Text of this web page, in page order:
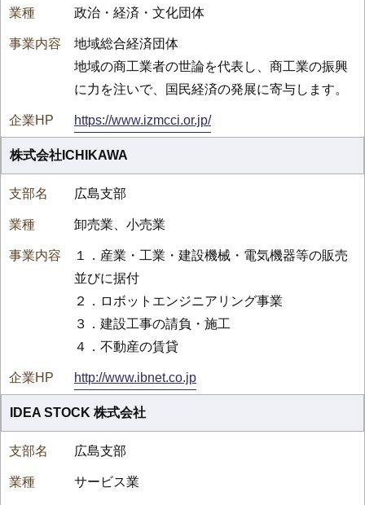
政治・経済・文化団体
地域総合経済団体
地域の商工業者の世論を代表し、商工業の振興
に力を注いで、国民経済の発展に寄与します。
https://www.izmcci.or.jp/
株式会社ICHIKAWA
広島支部
卸売業、小売業
１．産業・工業・建設機械・電気機器等の販売
並びに据付
２．ロボットエンジニアリング事業
３．建設工事の請負・施工
４．不動産の賃貸
http://www.ibnet.co.jp
IDEA STOCK 株式会社
広島支部
サービス業